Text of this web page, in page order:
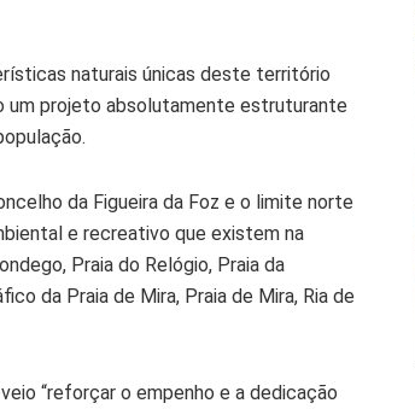
naturais únicas deste território
projeto absolutamente estruturante
da Figueira da Foz e o limite norte
e recreativo que existem na
Praia do Relógio, Praia da
da Praia de Mira, Praia de Mira, Ria de
“reforçar o empenho e a dedicação